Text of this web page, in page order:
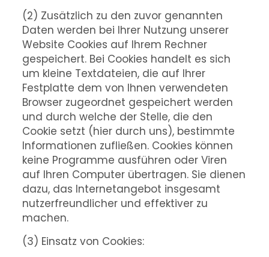
(2) Zusätzlich zu den zuvor genannten
Daten werden bei Ihrer Nutzung unserer
Website Cookies auf Ihrem Rechner
gespeichert. Bei Cookies handelt es sich
um kleine Textdateien, die auf Ihrer
Festplatte dem von Ihnen verwendeten
Browser zugeordnet gespeichert werden
und durch welche der Stelle, die den
Cookie setzt (hier durch uns), bestimmte
Informationen zufließen. Cookies können
keine Programme ausführen oder Viren
auf Ihren Computer übertragen. Sie dienen
dazu, das Internetangebot insgesamt
nutzerfreundlicher und effektiver zu
machen.
(3) Einsatz von Cookies: